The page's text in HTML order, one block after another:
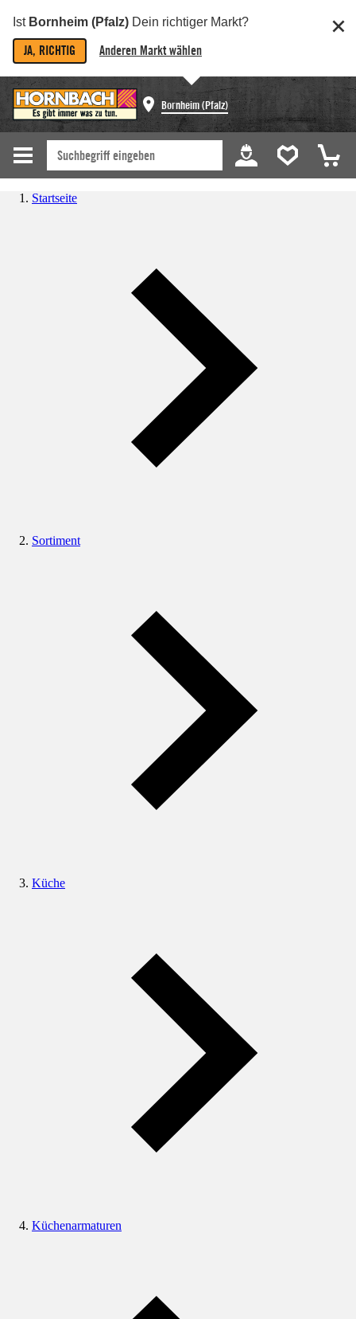
Ist Bornheim (Pfalz) Dein richtiger Markt?
JA, RICHTIG Anderen Markt wählen
Bornheim (Pfalz)
Startseite
Sortiment
Küche
Küchenarmaturen